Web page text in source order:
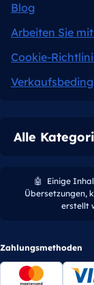
Blog
Arbeiten Sie
Cookie-
Alle
🤖
Einige
Übersetzungen,
erstellt
Zahlungsmethoden